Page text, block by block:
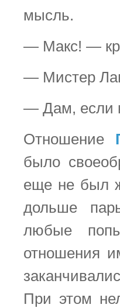
мысль.
— Макс! —
— Мистер
— Дам, если
Отношение
было
еще не был
дольше
любые
отношения
При этом